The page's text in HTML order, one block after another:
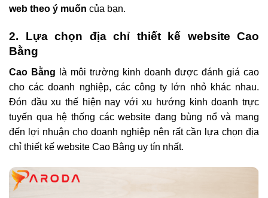
web theo ý muốn của bạn.
2. Lựa chọn địa chỉ thiết kế website Cao
Bằng
Cao Bằng là môi trường kinh doanh được đánh giá cao
cho các doanh nghiệp, các công ty lớn nhỏ khác nhau.
Đón đầu xu thế hiện nay với xu hướng kinh doanh trực
tuyến qua hệ thống các website đang bùng nổ và mang
đến lợi nhuận cho doanh nghiệp nên rất cần lựa chọn địa
chỉ thiết kế website Cao Bằng uy tín nhất.